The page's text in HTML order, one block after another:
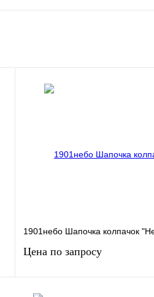
1901небо Шапочка колпачок
Цена по запросу